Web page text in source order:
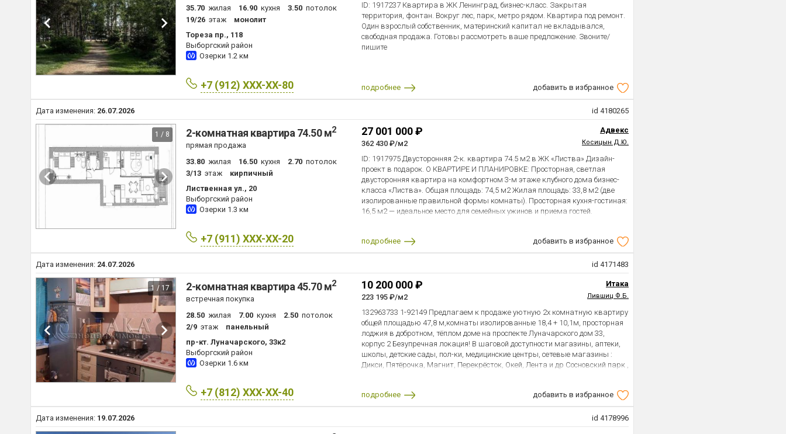
35.70 жилая 16.90 кухня 3.50 потолок
19/26 этаж
монолит
Тореза пр., 118
Выборгский район
Озерки 1.2 км
+7 (912) XXX-XX-80
ID: 1917237 Квартира в ЖК Ленинград, бизнес-класс. Закрытая
территория, фонтан. Вокруг лес, парк, метро рядом. Квартира под ремонт.
Один взрослый собственник, материнский капитал не вкладывался,
свободная продажа. Готовы рассмотреть ваше предложение. Звоните/
пишите
подробнее добавить в избранное
Дата изменения: 26.07.2026 id 4180265
1 / 8 2-комнатная квартира 74.50 м2
прямая продажа
33.80 жилая 16.50 кухня 2.70 потолок
3/13 этаж
кирпичный
Лиственная ул., 20
Выборгский район
Озерки 1.3 км
+7 (911) XXX-XX-20
27 001 000 ₽
362 430 ₽/м2
Адвекс
Косицын Д.Ю.
ID: 1917975 Двусторонняя 2-к. квартира 74.5 м2 в ЖК «Листва» Дизайн-
проект в подарок. О КВАРТИРЕ И ПЛАНИРОВКЕ: Просторная, светлая
двусторонняя квартира на комфортном 3-м этаже клубного дома бизнес-
класса «Листва». Общая площадь: 74,5 м2 Жилая площадь: 33,8 м2 (две
изолированные правильной формы комнаты). Просторная кухня-гостиная:
16,5 м2 — идеальное место для семейных ужинов и приема гостей.
проветривается и имеет отличные видовые характеристики. Высокие
потолки. СОСТОЯНИЕ И ГОТОВЫЙ ДИЗАЙН-ПРОЕКТ: Квартира продается в
состоянии «под чистовую отделку», что избавляет вас от пыльного
демонтажа и переплат за чужой ремонт. Дорогой дизайн-проект в подарок:
В стоимость уже включен полный, детально проработанный дизайнерский
проект. Вы можете сделать дизайнерский ремонт или реализовать свой
«Строительный трест» — это образец респектабельной европейской
архитектуры (фасады из натурального камня и клинкерного кирпича). В
пешей доступности большой парк Сосновка. Чистейший воздух
гарантированы. Безопасность и комфорт: Закрытый охраняемый двор без
машин с ландшафтным дизайном. Стильные входные группы, бесшумные
скоростные лифты. Есть теплый подземный паркинг (спуск прямо на
озера, лицей, школы, детские сады, фитнес-клубы, рестораны и
медицинские центры. До станций метро «Озерки» и «Удельная» — 15–20
продажа. Один взрослый собственник. Без обременений, ограничений и
подробнее добавить в избранное
Дата изменения: 24.07.2026 id 4171483
1 / 17 2-комнатная квартира 45.70 м2
встречная покупка
28.50 жилая 7.00 кухня 2.50 потолок
2/9 этаж
панельный
пр-кт. Луначарского, 33к2
Выборгский район
Озерки 1.6 км
+7 (812) XXX-XX-40
10 200 000 ₽
223 195 ₽/м2
Итака
Лившиц Ф.Б.
132963733 1-92149 Предлагаем к продаже уютную 2х комнатную квартиру
общей площадью 47,8 м,комнаты изолированные 18,4 + 10,1м, просторная
лоджия в добротном, тёплом доме на проспекте Луначарского дом 33,
корпус 2 Безупречная локация! В шаговой доступности магазины, аптеки,
школы, детские сады, пол-ки, медицинские центры, сетевые магазины :
Дикси, Пятёрочка, Магнит, Перекрёсток, Окей, Лента и др Сосновский парк ,
Отличная транспортная доступность, метро Политехническая , всего 10
минут на транспорте. Быстрый выезд на КАД, в Центр и другие районы
Дом находится в зелёном, уютном дворе. Полная стоимость в договоре
Итака. Работаем с 1993 года.
подробнее добавить в избранное
Дата изменения: 19.07.2026 id 4178996